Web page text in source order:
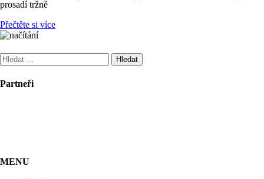
prosadí tržně
Přečtěte si více
Vyhledávání
Partneři
MENU